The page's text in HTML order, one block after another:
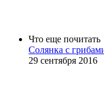
Что еще почитать
Cолянка с
29 сентября 2016